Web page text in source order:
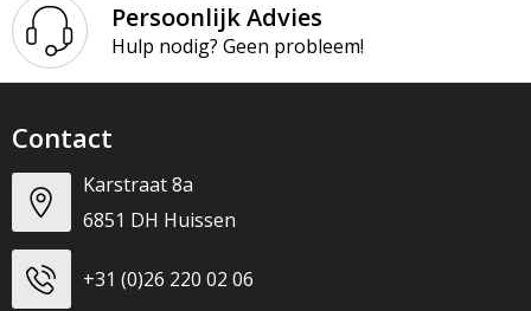
Persoonlijk Advies
Hulp nodig? Geen probleem!
Contact
Karstraat 8a
6851 DH Huissen
+31 (0)26 220 02 06